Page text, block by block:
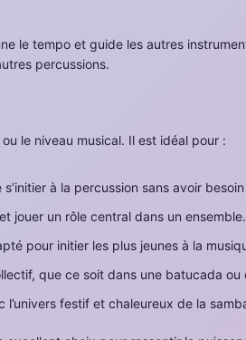
le tempo et guide les autres
percussions.
le niveau musical. Il est idéal pour :
à la percussion sans avoir
jouer un rôle central dans un ensemble.
pour initier les plus jeunes à la
que ce soit dans une batucada
festif et chaleureux de la